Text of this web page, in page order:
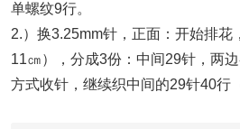
单螺纹9行。
2.）换3.25mm针，正面：开始排花
11㎝），分成3份：中间29针，两
方式收针，继续织中间的29针40行